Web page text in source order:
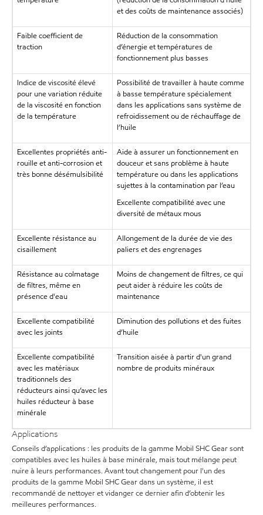
et des coûts de maintenance associés)
Faible coefficient de
traction
Réduction de la consommation
d’énergie et températures de
fonctionnement plus basses
Indice de viscosité élevé
pour une variation réduite
de la viscosité en fonction
de la température
Possibilité de travailler à haute comme
à basse température spécialement
dans les applications sans système de
refroidissement ou de réchauffage de
l’huile
Excellentes propriétés anti-
rouille et anti-corrosion et
très bonne désémulsibilité
Aide à assurer un fonctionnement en
douceur et sans problème à haute
température ou dans les applications
sujettes à la contamination par l’eau
Excellente compatibilité avec une
diversité de métaux mous
Excellente résistance au
cisaillement
Allongement de la durée de vie des
paliers et des engrenages
Résistance au colmatage
de filtres, même en
présence d'eau
Moins de changement de filtres, ce qui
peut aider à réduire les coûts de
maintenance
Excellente compatibilité
avec les joints
Diminution des pollutions et des fuites
d’huile
Excellente compatibilité
avec les matériaux
traditionnels des
réducteurs ainsi qu’avec les
huiles réducteur à base
minérale
Transition aisée à partir d'un grand
nombre de produits minéraux
Applications
Conseils d’applications : les produits de la gamme Mobil SHC Gear sont
compatibles avec les huiles à base minérale, mais tout mélange peut
nuire à leurs performances. Avant tout changement pour l'un des
produits de la gamme Mobil SHC Gear dans un système, il est
recommandé de nettoyer et vidanger ce dernier afin d’obtenir les
meilleures performances.